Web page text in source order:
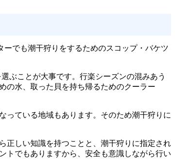
でも潮干狩りをするためのスコップ・バケツ
ぶことが大事です。行楽シーズンの混みあう
の水、取った貝を持ち帰るためのクーラー
っている地域もあります。そのため潮干狩りに
正しい知識を持つことと、潮干狩りに指定され
トでもありますから、安全も意識しながら行い